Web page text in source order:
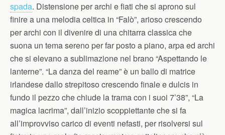
spada. Distensione per archi e fiati che si aprono sul
finire a una melodia celtica in “Falò”, arioso crescendo
per archi con il divenire di una chitarra classica che
suona un tema sereno per far posto a piano, arpa ed archi
che si elevano a sublimazione nel brano “Aspettando le
lanterne”. “La danza del reame” è un ballo di matrice
irlandese dallo strepitoso crescendo finale e dulcis in
fundo il pezzo che chiude la trama con i suoi 7’38”, “La
magica lacrima”, dall’inizio scoppiettante che si fa
all’improvviso carico di eventi nefasti, per risolversi sul